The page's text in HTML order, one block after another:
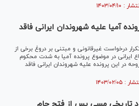
آمیا علیه شهروندان ایرانی فاقد
درخواست غیرقانونی و مبتنی بر دروغ برخی از
ایرانی در موضوع پرونده آمیا به شدت محکوم
در این پرونده علیه شهروندان ایرانی فاقد